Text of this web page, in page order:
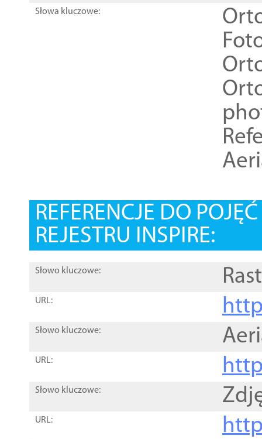
Słowa kluczowe:
REFERENCJE DO
REJESTRU INSPIRE:
Słowo kluczowe:
URL:
Słowo kluczowe:
URL:
Słowo kluczowe:
URL: